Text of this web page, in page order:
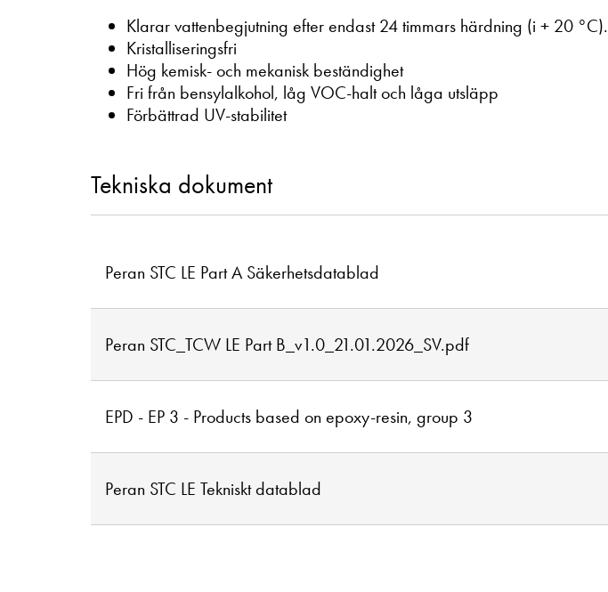
Klarar vattenbegjutning efter endast 24 timmars härdning (i + 20 °C).
Kristalliseringsfri
Hög kemisk- och mekanisk beständighet
Fri från bensylalkohol, låg VOC-halt och låga utsläpp
Förbättrad UV-stabilitet
Tekniska dokument
Peran STC LE Part A Säkerhetsdatablad
Peran STC_TCW LE Part B_v1.0_21.01.2026_SV.pdf
EPD - EP 3 - Products based on epoxy-resin, group 3
Peran STC LE Tekniskt datablad